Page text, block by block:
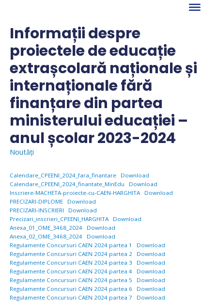
contentInformații despre
proiectele de educație
extrașcolară naționale și
internaționale fără
finanțare din partea
ministerului educației –
anul școlar 2023-2024
Noutăți
Calendare_CPEENI_2024_fara_finantare
Download
Calendare_CPEENI_2024_finantate_MinEdu
Download
Inscriere-MACHETA-proiecte-cu-CAEN-HARGHITA
Download
PRECIZARI-DIPLOME
Download
PRECIZARI-INSCRIERI
Download
Precizari_inscrieri_CPEENI_HARGHITA
Download
Anexa_01_OME_3468_2024
Download
Anexa_02_OME_3468_2024
Download
Regulamente Concursuri CAEN 2024 partea 1
Download
Regulamente Concursuri CAEN 2024 partea 2
Download
Regulamente Concursuri CAEN 2024 partea 3
Download
Regulamente Concursuri CAEN 2024 partea 4
Download
Regulamente Concursuri CAEN 2024 partea 5
Download
Regulamente Concursuri CAEN 2024 partea 6
Download
Regulamente Concursuri CAEN 2024 partea 7
Download